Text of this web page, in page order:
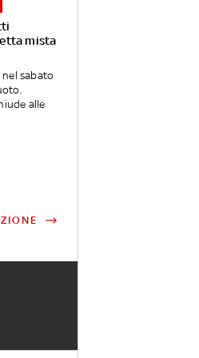
mista
sabato
alle